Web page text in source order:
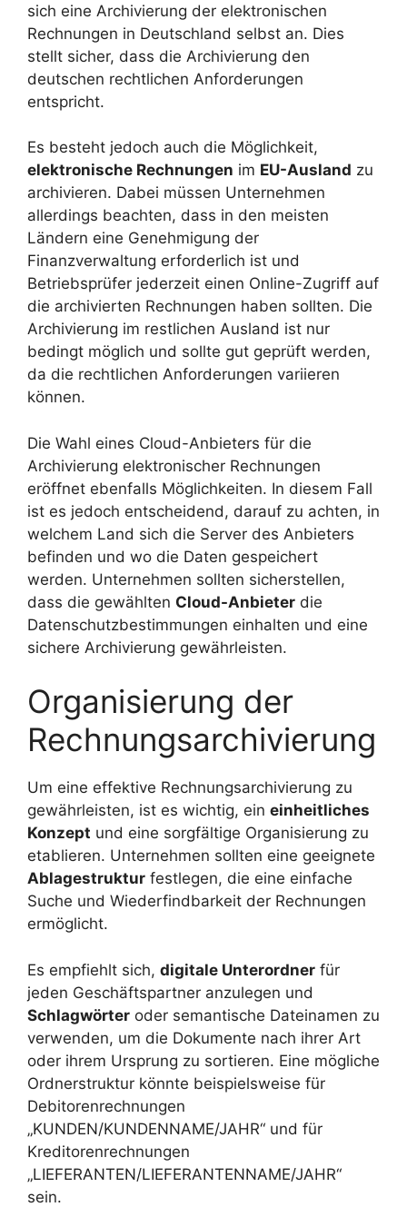
sich eine Archivierung der elektronischen
Rechnungen in Deutschland selbst an. Dies
stellt sicher, dass die Archivierung den
deutschen rechtlichen Anforderungen
entspricht.
Es besteht jedoch auch die Möglichkeit,
elektronische Rechnungen im EU-Ausland zu
archivieren. Dabei müssen Unternehmen
allerdings beachten, dass in den meisten
Ländern eine Genehmigung der
Finanzverwaltung erforderlich ist und
Betriebsprüfer jederzeit einen Online-Zugriff auf
die archivierten Rechnungen haben sollten. Die
Archivierung im restlichen Ausland ist nur
bedingt möglich und sollte gut geprüft werden,
da die rechtlichen Anforderungen variieren
können.
Die Wahl eines Cloud-Anbieters für die
Archivierung elektronischer Rechnungen
eröffnet ebenfalls Möglichkeiten. In diesem Fall
ist es jedoch entscheidend, darauf zu achten, in
welchem Land sich die Server des Anbieters
befinden und wo die Daten gespeichert
werden. Unternehmen sollten sicherstellen,
dass die gewählten Cloud-Anbieter die
Datenschutzbestimmungen einhalten und eine
sichere Archivierung gewährleisten.
Organisierung der
Rechnungsarchivierung
Um eine effektive Rechnungsarchivierung zu
gewährleisten, ist es wichtig, ein einheitliches
Konzept und eine sorgfältige Organisierung zu
etablieren. Unternehmen sollten eine geeignete
Ablagestruktur festlegen, die eine einfache
Suche und Wiederfindbarkeit der Rechnungen
ermöglicht.
Es empfiehlt sich, digitale Unterordner für
jeden Geschäftspartner anzulegen und
Schlagwörter oder semantische Dateinamen zu
verwenden, um die Dokumente nach ihrer Art
oder ihrem Ursprung zu sortieren. Eine mögliche
Ordnerstruktur könnte beispielsweise für
Debitorenrechnungen
„KUNDEN/KUNDENNAME/JAHR“ und für
Kreditorenrechnungen
„LIEFERANTEN/LIEFERANTENNAME/JAHR“
sein.